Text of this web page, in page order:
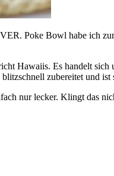
Poke Bowl habe ich
Hawaiis. Es handelt
zubereitet und ist
nur lecker. Klingt das